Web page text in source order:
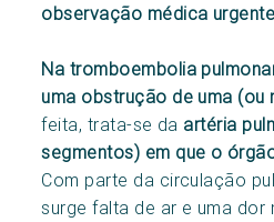
observação médica
Na tromboembolia
uma obstrução de uma (ou
feita, trata-se da artéria
segmentos) em que o
Com parte da circulação
surge falta de ar e uma dor